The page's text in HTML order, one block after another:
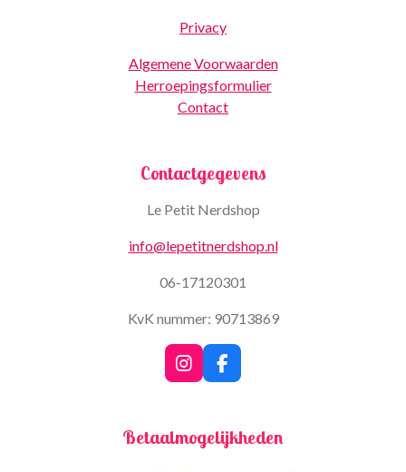
Privacy
Algemene Voorwaarden
Herroepingsformulier
Contact
Contactgegevens
Le Petit Nerdshop
info@lepetitnerdshop.nl
06-17120301
KvK nummer: 90713869
I
n
a
F
a
b
Betaalmogelijkheden